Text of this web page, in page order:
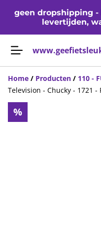
geen dropshipping
levertijden,
Home / Producten / 110 -
Television - Chucky - 1721 -
%